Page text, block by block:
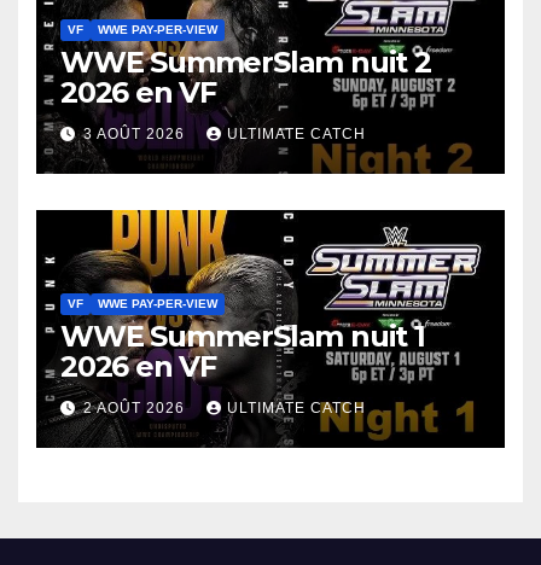
VF WWE PAY-PER-VIEW
WWE SummerSlam nuit 2
2026 en VF
3 AOÛT 2026 ULTIMATE CATCH
VF WWE PAY-PER-VIEW
WWE SummerSlam nuit 1
2026 en VF
2 AOÛT 2026 ULTIMATE CATCH